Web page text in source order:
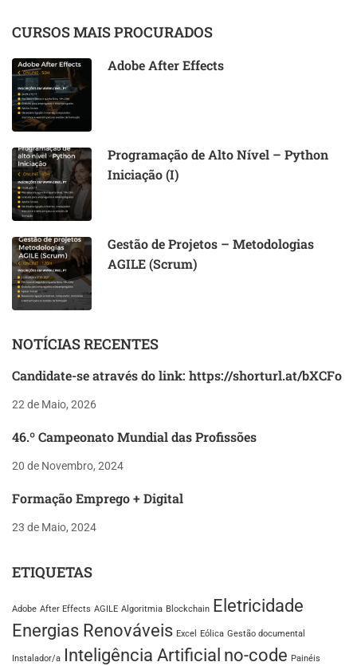
CURSOS MAIS PROCURADOS
Adobe After Effects
Programação de Alto Nível – Python
Iniciação (I)
Gestão de Projetos – Metodologias
AGILE (Scrum)
NOTÍCIAS RECENTES
Candidate-se através do link: https://shorturl.at/bXCFo
22 de Maio, 2026
46.º Campeonato Mundial das Profissões
20 de Novembro, 2024
Formação Emprego + Digital
23 de Maio, 2024
ETIQUETAS
Adobe After Effects AGILE Algoritmia Blockchain Eletricidade
Energias Renováveis Excel Eólica Gestão documental
Instalador/a Inteligência Artificial no-code Painéis